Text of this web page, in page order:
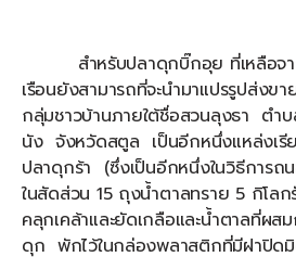
สำหรับปลาดุกบิ๊กอุย ที่เหลือจาก
เรือนยังสามารถที่จะนำมาแปรรูปส่ง
กลุ่มชาวบ้านภายใต้ชื่อสวนลุงธา ต
นัง จังหวัดสตูล เป็นอีกหนึ่งแหล่งเรีย
ปลาดุกร้า (ซึ่งเป็นอีกหนึ่งในวิธีการถ
ในสัดส่วน 15 ถุงน้ำตาลทราย 5 กิโล
คลุกเคล้าและยัดเกลือและน้ำตาลที่ผส
ดุก พักไว้ในกล่องพลาสติกที่มีฝาปิด